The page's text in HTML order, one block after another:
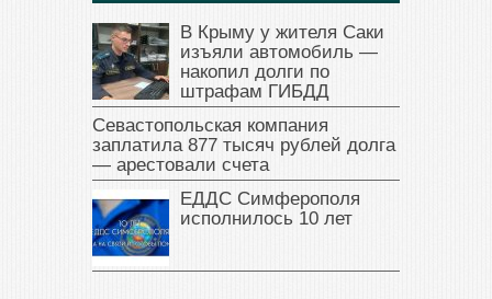
В Крыму у жителя Саки
изъяли автомобиль —
накопил долги по
штрафам ГИБДД
Севастопольская компания
заплатила 877 тысяч рублей долга
— арестовали счета
ЕДДС Симферополя
исполнилось 10 лет